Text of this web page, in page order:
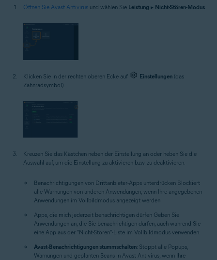
Öffnen Sie Avast Antivirus und wählen Sie Leistung ▸ Nicht-Stören-Modus.
Klicken Sie in der rechten oberen Ecke auf Einstellungen (das
Zahnradsymbol).
Kreuzen Sie das Kästchen neben der Einstellung an oder heben Sie die
Auswahl auf, um die Einstellung zu aktivieren bzw. zu deaktivieren.
Benachrichtigungen von Drittanbieter-Apps unterdrücken Blockiert
alle Warnungen von anderen Anwendungen, wenn Ihre angegebenen
Anwendungen im Vollbildmodus angezeigt werden.
Apps, die mich jederzeit benachrichtigen dürfen Geben Sie
Anwendungen an, die Sie benachrichtigen dürfen, auch während Sie
eine App aus der "Nicht-Stören"-Liste im Vollbildmodus verwenden.
Avast-Benachrichtigungen stummschalten: Stoppt alle Popups,
Warnungen und geplanten Scans in Avast Antivirus, wenn Ihre